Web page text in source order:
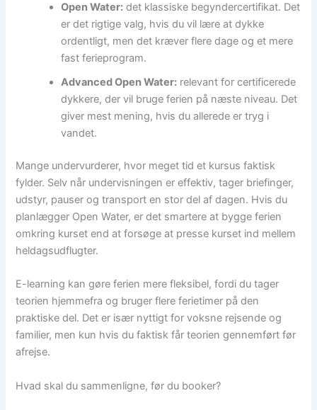
Open Water: det klassiske begyndercertifikat. Det
er det rigtige valg, hvis du vil lære at dykke
ordentligt, men det kræver flere dage og et mere
fast ferieprogram.
Advanced Open Water: relevant for certificerede
dykkere, der vil bruge ferien på næste niveau. Det
giver mest mening, hvis du allerede er tryg i
vandet.
Mange undervurderer, hvor meget tid et kursus faktisk
fylder. Selv når undervisningen er effektiv, tager briefinger,
udstyr, pauser og transport en stor del af dagen. Hvis du
planlægger Open Water, er det smartere at bygge ferien
omkring kurset end at forsøge at presse kurset ind mellem
heldagsudflugter.
E-learning kan gøre ferien mere fleksibel, fordi du tager
teorien hjemmefra og bruger flere ferietimer på den
praktiske del. Det er især nyttigt for voksne rejsende og
familier, men kun hvis du faktisk får teorien gennemført før
afrejse.
Hvad skal du sammenligne, før du booker?